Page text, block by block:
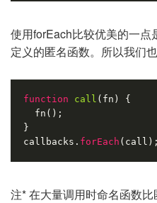
使用forEach比较优美的一
定义的匿名函数。所以我们
function call (fn)
{
fn();
}
callbacks. forEach (call);
注* 在大量调用时命名函数